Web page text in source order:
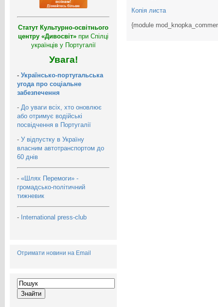
Статут Культурно-освітнього
центру «Дивосвіт» при Спілці
українців у Португалії
Увага!
- Українсько-португальська
угода про соціальне
забезпечення
- До уваги всіх, хто оновлює
або отримує водійські
посвідчення в Португалії
- У відпустку в Україну
власним автотранспортом до
60 днів
- «Шлях Перемоги» -
громадсько-політичний
тижневик
- International press-club
Отримати новини на Email
Копія листа
{module